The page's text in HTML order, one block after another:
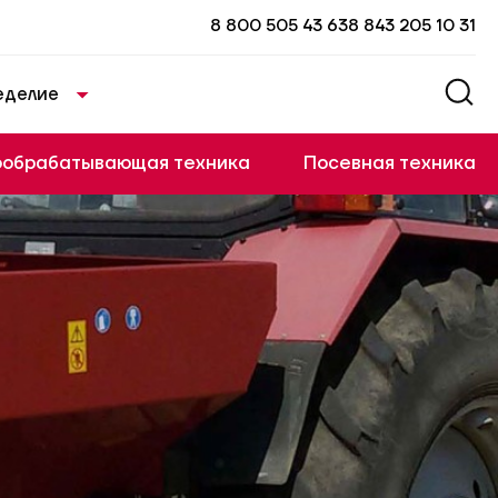
8 800 505 43 638 843 205 10 31
техника Посевная техника